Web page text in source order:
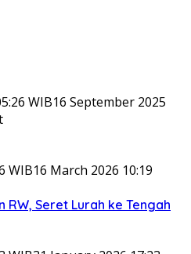
WIB16 September 2025
WIB16 March 2026 10:19
RW, Seret Lurah ke Tengah